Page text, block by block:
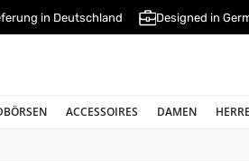
in Deutschland Designed in
ACCESSOIRES DAMEN